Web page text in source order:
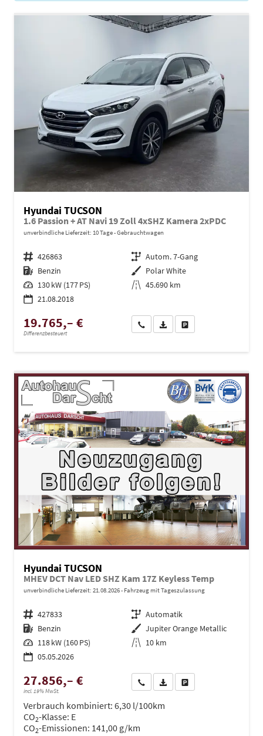
Hyundai TUCSON
1.6 Passion + AT Navi 19 Zoll 4xSHZ Kamera 2xPDC
unverbindliche Lieferzeit: 10 Tage Gebrauchtwagen
Fahrzeugnr. 426863 Getriebe Autom. 7-Gang
Kraftstoff Benzin Außenfarbe Polar White
Leistung 130 kW (177 PS) Kilometerstand 45.690 km
21.08.2018
19.765,– €
Differenzbesteuert
Wir rufen Sie anPDF-Datei, Fahrzeugexposé
Hyundai TUCSON
MHEV DCT Nav LED SHZ Kam 17Z Keyless Temp
unverbindliche Lieferzeit: 21.08.2026 Fahrzeug mit Tageszulassung
Fahrzeugnr. 427833 Getriebe Automatik
Kraftstoff Benzin Außenfarbe Jupiter Orange Metallic
Leistung 118 kW (160 PS) Kilometerstand 10 km
05.05.2026
27.856,– €
incl. 19% MwSt.
Wir rufen Sie anPDF-Datei, Fahrzeugexposé
Verbrauch kombiniert: 6,30 l/100km
CO2-Klasse: E
CO2-Emissionen: 141,00 g/km